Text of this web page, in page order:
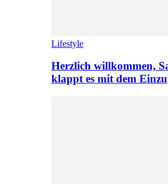
Lifestyle
Herzlich willkommen,
klappt es mit dem